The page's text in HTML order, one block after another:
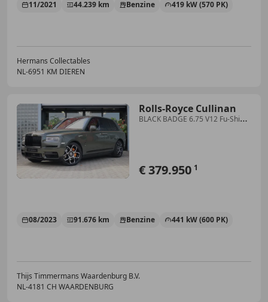
11/2021 44.239 km Benzine 419 kW (570 PK)
Hermans Collectables
NL-6951 KM DIEREN
Rolls-Royce Cullinan
BLACK BADGE 6.75 V12 Fu-Shion
€ 379.950 1
08/2023 91.676 km Benzine 441 kW (600 PK)
Thijs Timmermans Waardenburg B.V.
NL-4181 CH WAARDENBURG